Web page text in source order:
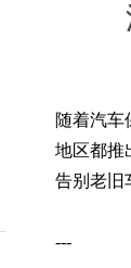
随着汽车
地区都推
告别老旧
---